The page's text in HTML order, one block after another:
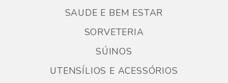
SAUDE E BEM ESTAR
SORVETERIA
SÚINOS
UTENSÍLIOS E ACESSÓRIOS